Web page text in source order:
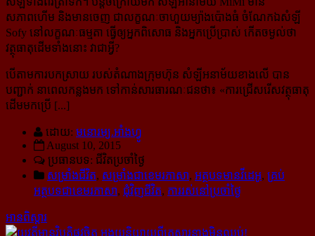
សភាពហើម និងមានចេញ ជាលក្ខណៈចាហួយ​ម្យ៉ាងប៉ោងធំ ចំណែកឯសំឡី
Sofy នៅលក្ខណៈធម្មតា ធ្វើឲ្យអ្នកពិសោធ និងអ្នកប្រើប្រាស់ កើតចម្ងល់ថា
វត្ថុ​ធាតុដើមទាំងនោះ វាជាអ្វី?
បើតាមការបកស្រាយ របស់តំណាងក្រុមហ៊ុន សំឡីអនាម័យខាងលើ បាន
បញ្ជាក់ នាពេលកន្លងមក ទៅកាន់​សារធារណៈជនថា៖ «ការជ្រើសរើសវត្ថុធាតុ
ដើមមកប្រើ [...]
ដោយ: មនោរម្យ.អាំងហ្វូ
August 10, 2015
ប្រធានបទ: ជីវិតប្រចាំថ្ងៃ
សម្រាំងជីវិត, សម្រាំងជាខេមរភាសា, អត្ថបទមានវីដេអូ, គ្រប់
អត្ថបទជាខេមរភាសា, ជុំវិញជីវិត, ការរស់នៅប្រចាំថ្ងៃ
អានពិស្ដារ